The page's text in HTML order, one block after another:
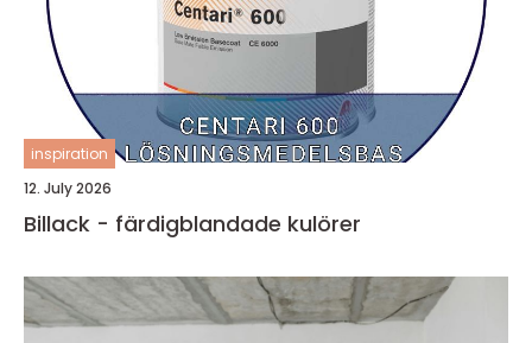
inspiration
12. July 2026
Billack - färdigblandade kulörer